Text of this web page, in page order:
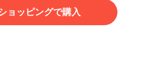
ョッピングで購入